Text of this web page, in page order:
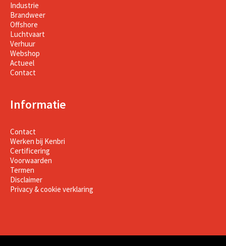
Industrie
Brandweer
Offshore
Luchtvaart
Verhuur
Webshop
Actueel
Contact
Informatie
Contact
Werken bij Kenbri
Certificering
Voorwaarden
Termen
Disclaimer
Privacy & cookie verklaring